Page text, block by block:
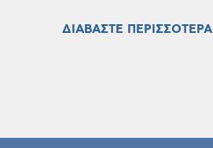
ΔΙΑΒΑΣΤΕ ΠΕΡΙΣΣΟΤΕΡΑ